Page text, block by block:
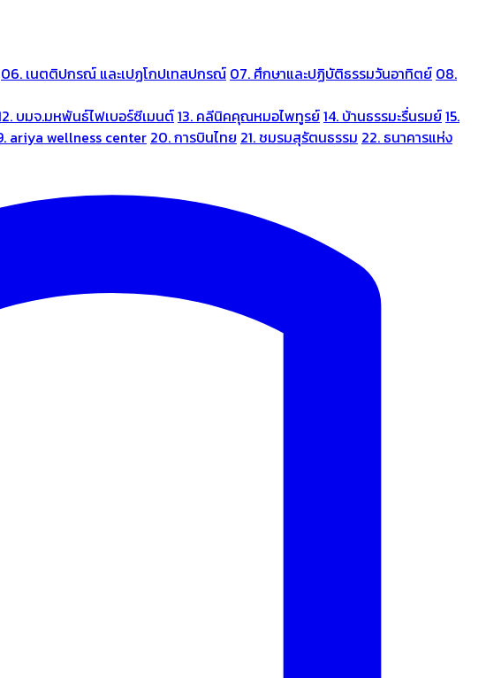
06. เนตติปกรณ์ และเปฏโกปเทสปกรณ์ 07. ศึกษาและปฏิบัติธรรมวันอาทิตย์ 08.
บมจ.มหพันธ์ไฟเบอร์ซีเมนต์13. คลีนิคคุณหมอไพทูรย์14. บ้านธรรมะรื่นรมย์15.
ariya wellness center 20. การบินไทย 21. ชมรมสุรัตนธรรม 22. ธนาคารแห่ง